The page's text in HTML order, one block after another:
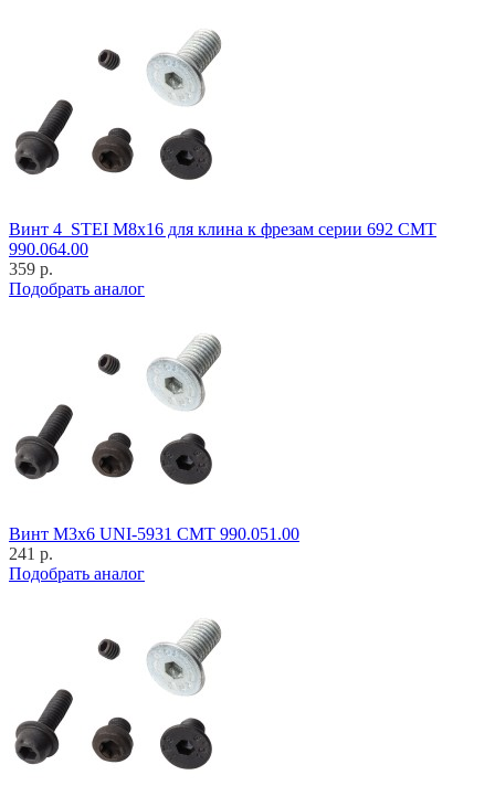
Винт 4_STEI M8x16 для клина к фрезам серии 692 CMT
990.064.00
359 р.
Подобрать аналог
Винт M3x6 UNI-5931 CMT 990.051.00
241 р.
Подобрать аналог